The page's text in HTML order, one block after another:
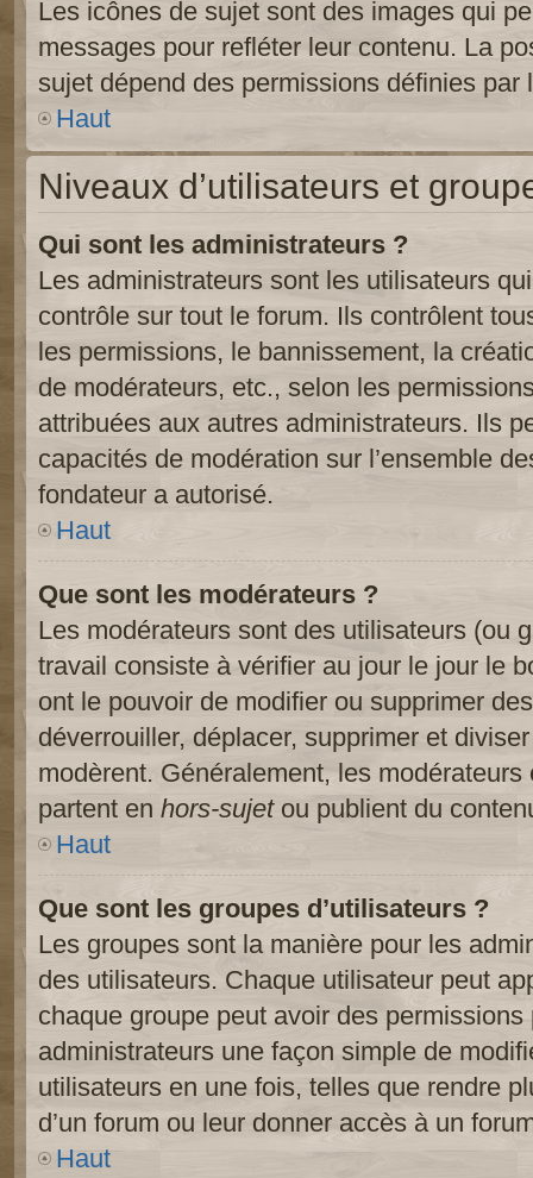
Les icônes de sujet sont des images qui
messages pour refléter leur contenu. La
sujet dépend des permissions définies par
Haut
Niveaux d’utilisateurs et
Qui sont les administrateurs ?
Les administrateurs sont les utilisateurs
contrôle sur tout le forum. Ils contrôlent
les permissions, le bannissement, la
de modérateurs, etc., selon les
attribuées aux autres administrateurs. Ils
capacités de modération sur l’ensemble
fondateur a autorisé.
Haut
Que sont les modérateurs ?
Les modérateurs sont des utilisateurs (ou
travail consiste à vérifier au jour le jour le
ont le pouvoir de modifier ou supprimer
déverrouiller, déplacer, supprimer et
modèrent. Généralement, les
partent en hors-sujetou publient du
Haut
Que sont les groupes d’utilisateurs ?
Les groupes sont la manière pour les
des utilisateurs. Chaque utilisateur peut
chaque groupe peut avoir des
administrateurs une façon simple de
utilisateurs en une fois, telles que rendre
d’un forum ou leur donner accès à un
Haut